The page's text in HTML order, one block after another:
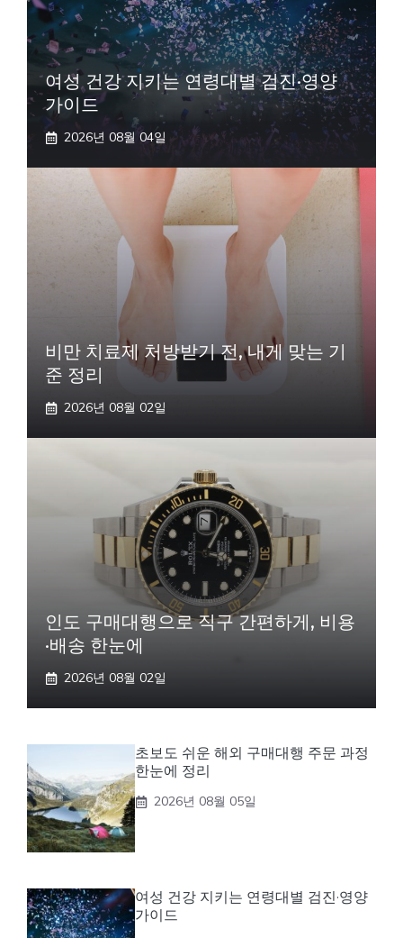
여성 건강 지키는 연령대별 검진·영양
가이드
2026년 08월 04일
비만 치료제 처방받기 전, 내게 맞는 기
준 정리
2026년 08월 02일
인도 구매대행으로 직구 간편하게, 비용
·배송 한눈에
2026년 08월 02일
초보도 쉬운 해외 구매대행 주문 과정
한눈에 정리
2026년 08월 05일
여성 건강 지키는 연령대별 검진·영양
가이드